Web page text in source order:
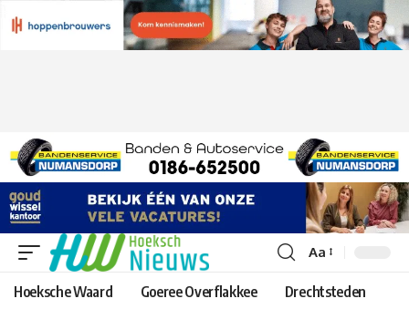
Lettergrootte
aanpassen
Aa
Hoeksche Waard Goeree Overflakkee Drechtsteden